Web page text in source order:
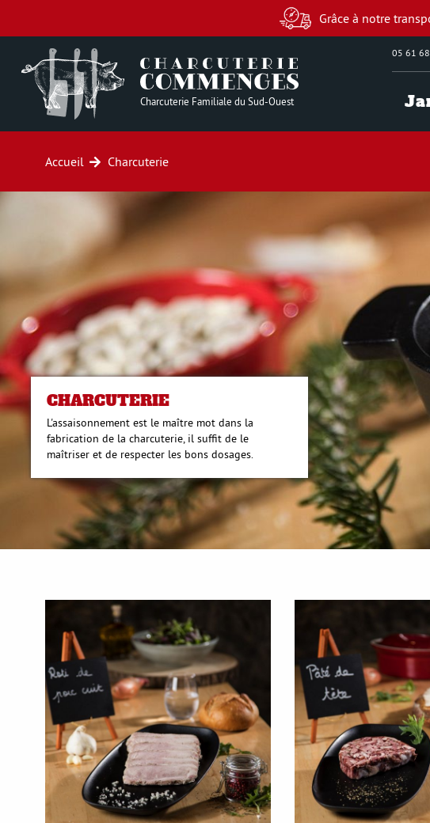
Grâce à notre
Charcuterie Familiale du Sud-Ouest
05 61
Accueil Charcuterie
CHARCUTERIE
L'assaisonnement est le maître mot dans la
fabrication de la charcuterie, il suffit de le
maîtriser et de respecter les bons dosages.